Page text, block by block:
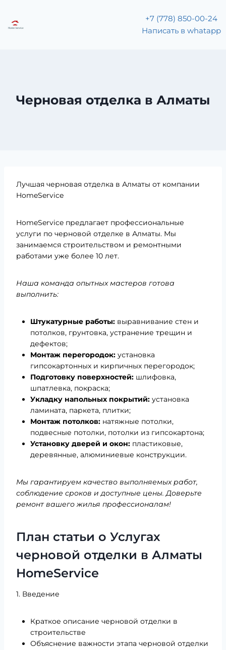
+7 (778) 850-00-24
Написать в whatapp
Черновая отделка в Алматы
Лучшая черновая отделка в Алматы от компании
HomeService
HomeService предлагает профессиональные
услуги по черновой отделке в Алматы. Мы
занимаемся строительством и ремонтными
работами уже более 10 лет.
Наша команда опытных мастеров готова
выполнить:
Штукатурные работы: выравнивание стен и
потолков, грунтовка, устранение трещин и
дефектов;
Монтаж перегородок: установка
гипсокартонных и кирпичных перегородок;
Подготовку поверхностей: шлифовка,
шпатлевка, покраска;
Укладку напольных покрытий: установка
ламината, паркета, плитки;
Монтаж потолков: натяжные потолки,
подвесные потолки, потолки из гипсокартона;
Установку дверей и окон: пластиковые,
деревянные, алюминиевые конструкции.
Мы гарантируем качество выполняемых работ,
соблюдение сроков и доступные цены. Доверьте
ремонт вашего жилья профессионалам!
План статьи о Услугах
черновой отделки в Алматы
HomeService
1. Введение
Краткое описание черновой отделки в
строительстве
Объяснение важности этапа черновой отделки